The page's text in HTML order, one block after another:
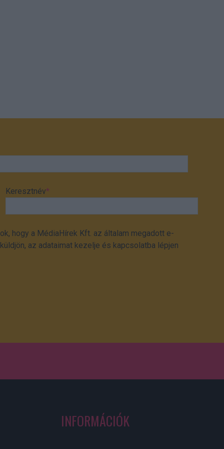
Keresztnév*
hogy a MédiaHírek Kft. az általam megadott e-
az adataimat kezelje és kapcsolatba lépjen
INFORMÁCIÓK